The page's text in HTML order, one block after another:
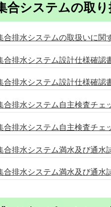
合システムの取
合排水システムの取扱いに関
合排水システム設計仕様確認
合排水システム設計仕様確認
合排水システム自主検査チェ
合排水システム自主検査チェ
合排水システム満水及び通水
合排水システム満水及び通水